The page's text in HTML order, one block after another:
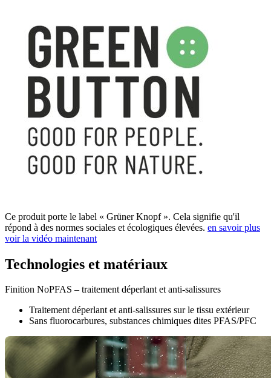
Ce produit porte le label « Grüner Knopf ». Cela signifie qu'il
répond à des normes sociales et écologiques élevées. en savoir plus
voir la vidéo maintenant
Technologies et matériaux
Finition NoPFAS – traitement déperlant et anti-salissures
Traitement déperlant et anti-salissures sur le tissu extérieur
Sans fluorocarbures, substances chimiques dites PFAS/PFC